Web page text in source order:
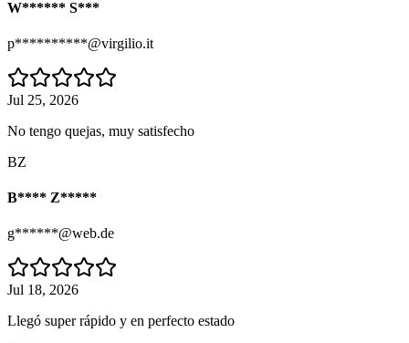
W****** S***
p**********@virgilio.it
Jul 25, 2026
No tengo quejas, muy satisfecho
BZ
B**** Z*****
g******@web.de
Jul 18, 2026
Llegó super rápido y en perfecto estado